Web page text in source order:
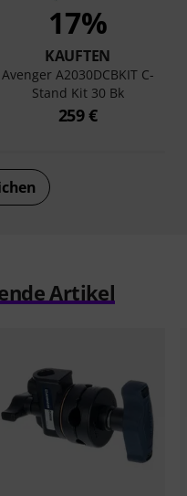
17%
KAUFTEN
Avenger A2030DCBKIT C-
Stand Kit 30 Bk
259 €
Artikel